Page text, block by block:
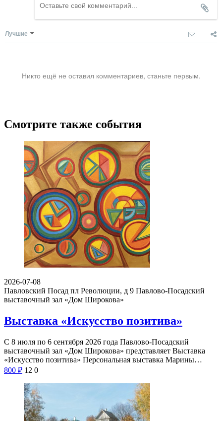
Лучшие
Никто ещё не оставил комментариев, станьте первым.
Смотрите также события
2026-07-08
Павловский Посад пл Революции, д 9 Павлово-Посадский
выставочный зал «Дом Широкова»
Выставка «Искусство позитива»
С 8 июля по 6 сентября 2026 года Павлово-Посадский
выставочный зал «Дом Широкова» представляет Выставка
«Искусство позитива» Персональная выставка Марины…
800 ₽ 12 0